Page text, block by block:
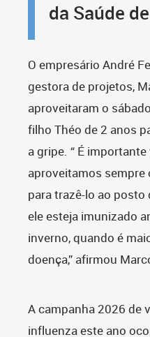
da Saúde
O empresário André
gestora de projetos,
aproveitaram o
filho Théo de 2 anos
a gripe. “ É
aproveitamos sempre
para trazê-lo ao posto
ele esteja imunizado
inverno, quando é
doença,” afirmou
A campanha 2026 de
influenza este ano